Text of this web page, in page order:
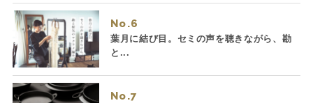
No.
葉月に結び目。セミの声を聴きながら、勘
と...
No.